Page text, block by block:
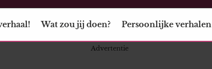
Wat zou jij doen? Persoonlijke verhalen